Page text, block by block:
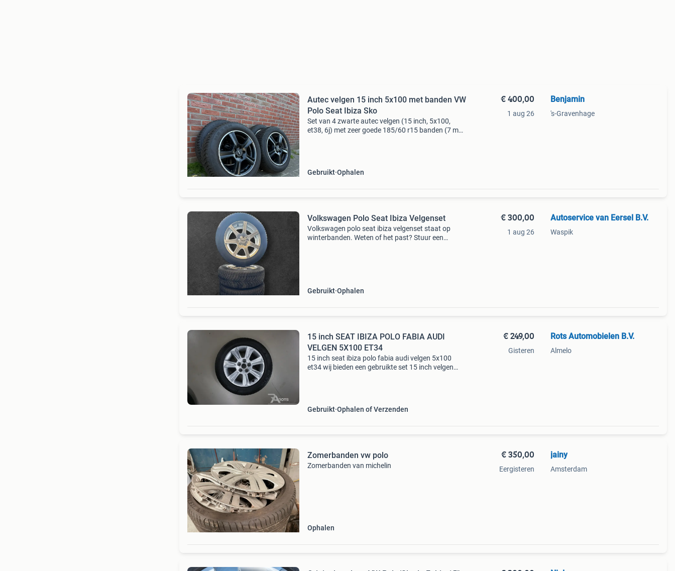
Autec velgen 15 inch 5x100 met banden VW
Polo Seat Ibiza Sko
Set van 4 zwarte autec velgen (15 inch, 5x100,
et38, 6j) met zeer goede 185/60 r15 banden (7 mm
Gebruikt Ophalen
€ 400,00
1 aug 26
Benjamin
's-Gravenhage
Volkswagen Polo Seat Ibiza Velgenset
Volkswagen polo seat ibiza velgenset staat op
winterbanden. Weten of het past? Stuur een
Gebruikt Ophalen
€ 300,00
1 aug 26
Autoservice van Eersel B.V.
Waspik
15 inch SEAT IBIZA POLO FABIA AUDI
VELGEN 5X100 ET34
15 inch seat ibiza polo fabia audi velgen 5x100
et34 wij bieden een gebruikte set 15 inch velgen
Gebruikt Ophalen of Verzenden
€ 249,00
Gisteren
Rots Automobielen B.V.
Almelo
Zomerbanden vw polo
Zomerbanden van michelin
Ophalen
€ 350,00
Eergisteren
jainy
Amsterdam